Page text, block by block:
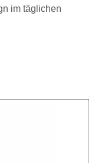
im täglichen